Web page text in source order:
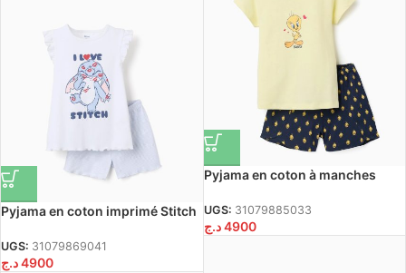
Pyjama en coton à manches
pour filles, jaune/bleu
UGS: 31079885033
4900 د.ج
Pyjama en coton imprimé Stitch
UGS: 31079869041
4900د.ج